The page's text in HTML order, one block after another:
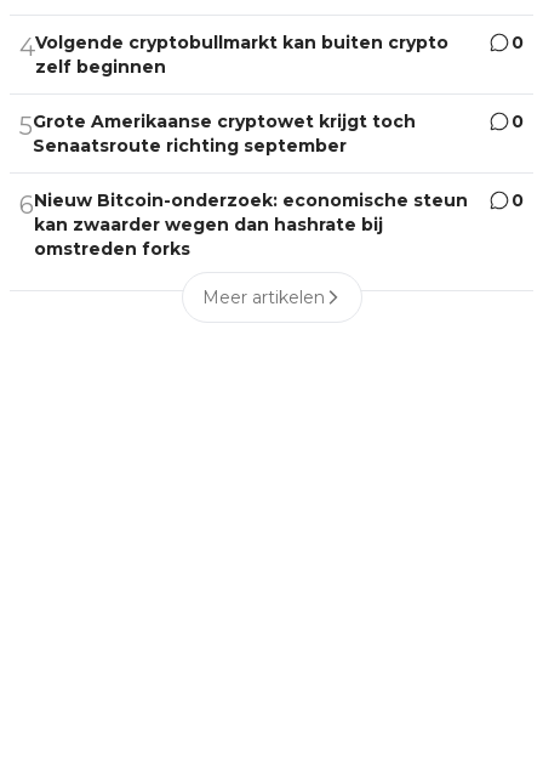
4Volgende cryptobullmarkt kan buiten crypto
zelf beginnen
0
5Grote Amerikaanse cryptowet krijgt toch
Senaatsroute richting september
0
6Nieuw Bitcoin-onderzoek: economische steun
kan zwaarder wegen dan hashrate bij
omstreden forks
0
Meer artikelen